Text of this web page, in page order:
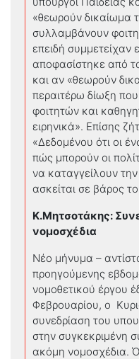
«θεωρούν δικαίωμα
συλλαμβάνουν
επειδή συμμετείχαν
αποφασίστηκε από
και αν «θεωρούν
περαιτέρω δίωξη
φοιτητών και
ειρηνικά». Επίσης
«Δεδομένου ότι οι
πώς μπορούν οι
να καταγγείλουν
ασκείται σε βάρος
Κ.Μητσοτάκης:
νομοσχέδια
Νέο μήνυμα –
προηγούμενης
νομοθετικού έργου
Φεβρουαρίου, ο
συνεδρίαση του
στην συγκεκριμένη
ακόμη νομοσχέδια.